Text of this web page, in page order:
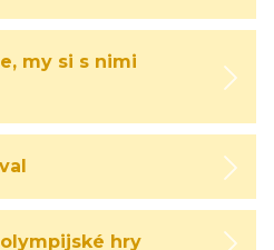
my si s nimi
hry